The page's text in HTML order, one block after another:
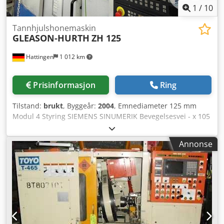
1 / 10
Hattingen 1 012 km
Tannhjulshonemaskin
GLEASON-HURTH ZH 125
Prisinformasjon Ring
Tilstand: brukt, Byggeår: 2004, Emnediameter 125 mm
Modul 4 Styring SIEMENS SINUMERIK Bevegelsesvei - x 105
mm Bevegelsesvei - y 40 mm Bevegelsesvei - z 500 mm
Emnediameter 17 - 39,5 mm Emnehøyde 6 - 15 mm
Tannhjuls-honemaskin | GLEASON-HURTH - ZH 125
Dodpfxsx Szm Ae Aczskr Maskinen er i meget velholdt
stand. Vennligst merk at de tekniske detaljene er lagt til
basert på sammenlignbare maskiner.
Annonse